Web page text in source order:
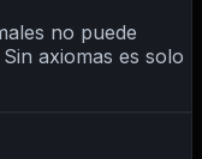
no puede
axiomas es solo